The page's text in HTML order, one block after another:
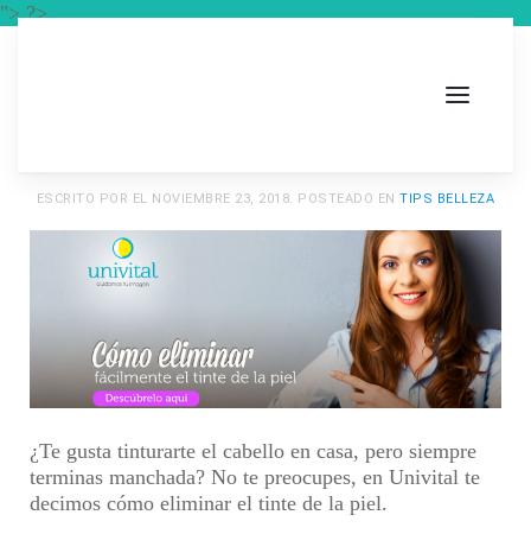
"> ?>
ESCRITO POR EL NOVIEMBRE 23, 2018. POSTEADO ENTIPS BELLEZA
¿Te gusta tinturarte el cabello en casa, pero siempre
terminas manchada? No te preocupes, en Univital te
decimos cómo eliminar el tinte de la piel.